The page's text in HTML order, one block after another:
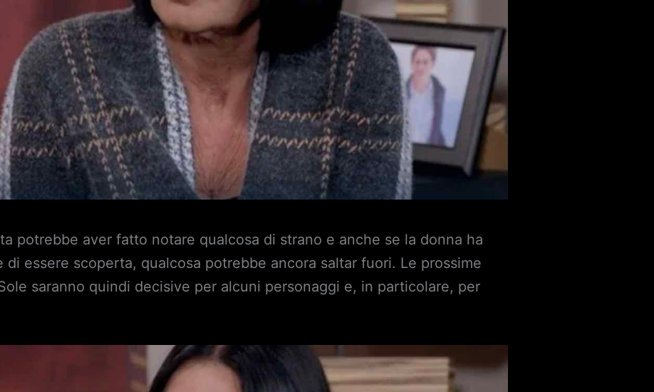
potrebbe aver fatto notare qualcosa di strano e anche se la donna ha
essere scoperta, qualcosa potrebbe ancora saltar fuori. Le prossime
saranno quindi decisive per alcuni personaggi e, in particolare, per